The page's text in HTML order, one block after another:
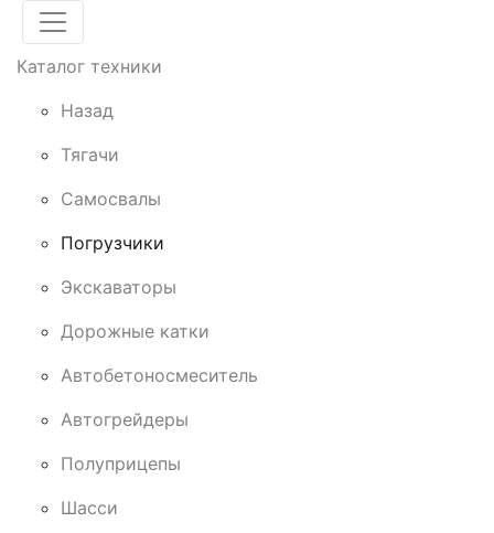
Каталог техники
Назад
Тягачи
Cамосвалы
Погрузчики
Экскаваторы
Дорожные катки
Автобетоносмеситель
Автогрейдеры
Полуприцепы
Шасси